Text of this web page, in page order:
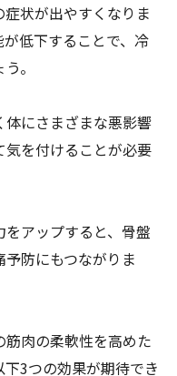
状が出やすくなりま
低下することで、冷
。
にさまざまな悪影響
を付けることが必要
アップすると、骨盤
防にもつながりま
肉の柔軟性を高めた
3つの効果が期待でき